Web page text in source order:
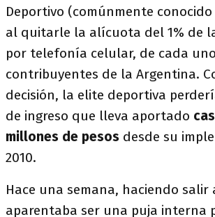
Deportivo (comúnmente conocido
al quitarle la alícuota del 1% de
por telefonía celular, de cada
contribuyentes de la Argentina.
decisión, la elite deportiva
de ingreso que lleva aportado
millones de pesos desde su
2010.
Hace una semana, haciendo
aparentaba ser una puja interna